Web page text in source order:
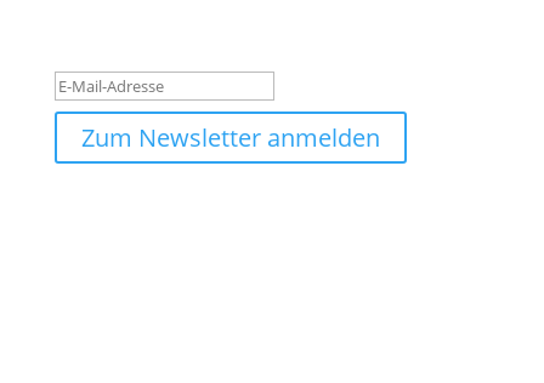
Zum Newsletter anmelden